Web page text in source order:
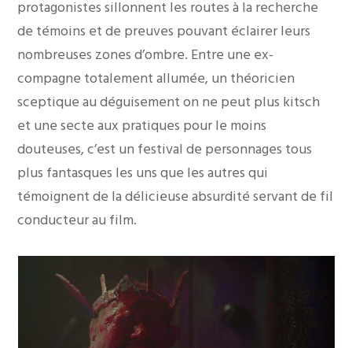
protagonistes sillonnent les routes à la recherche
de témoins et de preuves pouvant éclairer leurs
nombreuses zones d’ombre. Entre une ex-
compagne totalement allumée, un théoricien
sceptique au déguisement on ne peut plus kitsch
et une secte aux pratiques pour le moins
douteuses, c’est un festival de personnages tous
plus fantasques les uns que les autres qui
témoignent de la délicieuse absurdité servant de fil
conducteur au film.